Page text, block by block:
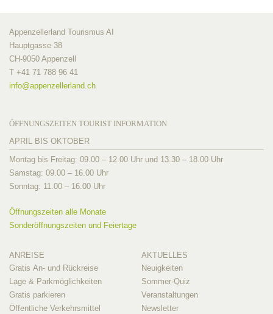
Appenzellerland Tourismus AI
Hauptgasse 38
CH-9050 Appenzell
T +41 71 788 96 41
info@appenzellerland.ch
ÖFFNUNGSZEITEN TOURIST INFORMATION
APRIL BIS OKTOBER
Montag bis Freitag: 09.00 – 12.00 Uhr und 13.30 – 18.00 Uhr
Samstag: 09.00 – 16.00 Uhr
Sonntag: 11.00 – 16.00 Uhr
Öffnungszeiten alle Monate
Sonderöffnungszeiten und Feiertage
ANREISE
Gratis An- und Rückreise
Lage & Parkmöglichkeiten
Gratis parkieren
Öffentliche Verkehrsmittel
AKTUELLES
Neuigkeiten
Sommer-Quiz
Veranstaltungen
Newsletter